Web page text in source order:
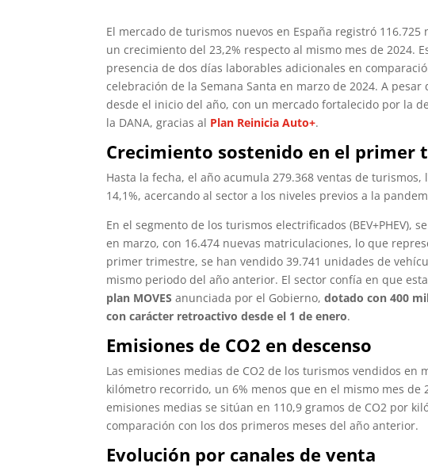
El mercado de turismos nuevos en España registró
un crecimiento del 23,2% respecto al mismo mes de 2024.
presencia de dos días laborables adicionales en
celebración de la Semana Santa en marzo de 2024. A
desde el inicio del año, con un mercado fortalecido por la
la DANA, gracias al Plan Reinicia Auto+.
Crecimiento sostenido en el primer
Hasta la fecha, el año acumula 279.368 ventas de
14,1%, acercando al sector a los niveles previos a la
En el segmento de los turismos electrificados (BEV+PHEV),
en marzo, con 16.474 nuevas matriculaciones, lo que
primer trimestre, se han vendido 39.741 unidades de
mismo periodo del año anterior. El sector confía en que
plan MOVES anunciada por el Gobierno,dotado con 400
con carácter retroactivo desde el 1 de enero.
Emisiones de CO2 en descenso
Las emisiones medias de CO2 de los turismos vendidos en
kilómetro recorrido, un 6% menos que en el mismo mes de
emisiones medias se sitúan en 110,9 gramos de CO2 por
comparación con los dos primeros meses del año anterior.
Evolución por canales de venta